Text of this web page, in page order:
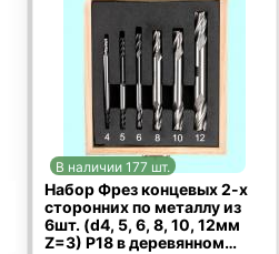
В наличии 177 шт.
Набор Фрез концевых 2-х
сторонних по металлу из
6шт. (d4, 5, 6, 8, 10, 12мм
Z=3) Р18 в деревянном